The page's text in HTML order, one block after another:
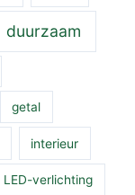
duurzaam
getal
interieur
LED-verlichting